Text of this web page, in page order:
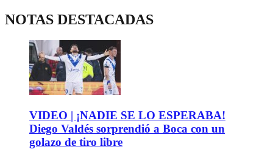
NOTAS DESTACADAS
VIDEO | ¡NADIE SE LO ESPERABA!
Diego Valdés sorprendió a Boca con un
golazo de tiro libre